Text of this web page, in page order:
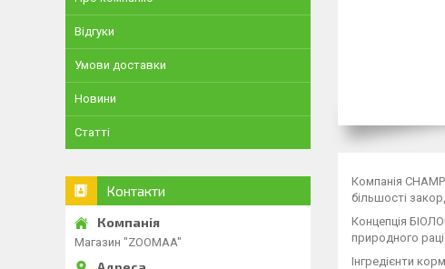
Компанія
більшості
Концепція
природного
Інгредієнти
Відгуки
Умови доставки
Новини
Статті
Контакти
Магазин "ZOOMAA"